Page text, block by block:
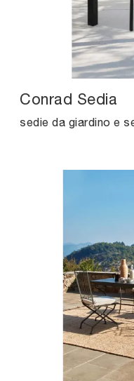
Conrad Sedia